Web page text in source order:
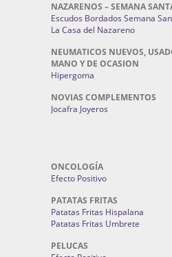
NAZARENOS – SEMANA
Escudos Bordados Semana
La Casa del Nazareno
NEUMATICOS NUEVOS,
MANO Y DE OCASION
Hipergoma
NOVIAS COMPLEMENTOS
Jocafra Joyeros
ONCOLOGÍA
Efecto Positivo
PATATAS FRITAS
Patatas Fritas Hispalana
Patatas Fritas Umbrete
PELUCAS